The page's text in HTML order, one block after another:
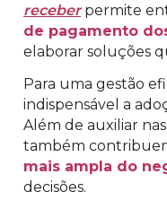
receberpermite
de pagamento
elaborar soluções
Para uma gestão
indispensável a
Além de auxiliar
também
mais ampla do
decisões.